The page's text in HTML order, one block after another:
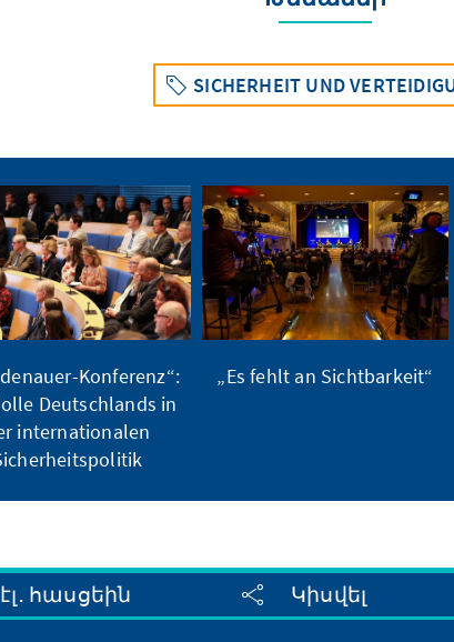
SICHERHEIT UND
Konferenz“:
Deutschlands in
internationalen
„Es fehlt an Sichtbarkeit“
հասցեին Կիսվել